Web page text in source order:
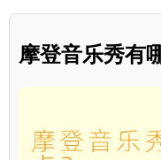
摩登音乐秀有